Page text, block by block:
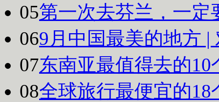
05第一次去芬兰，一定
069月中国最美的地方
07东南亚最值得去的
08全球旅行最便宜的